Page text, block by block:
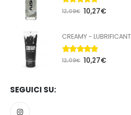
5.00Su 5
12,09€ 10,27€
CREAMY -
5.00Su 5
12,09€ 10,27€
SEGUICI SU: